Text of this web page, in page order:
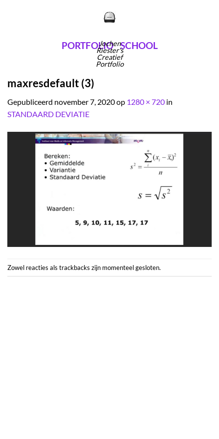
Jochen
Riester's
Creatief
Portfolio
PORTFOLIO SCHOOL
maxresdefault (3)
Gepubliceerd november 7, 2020op 1280 × 720 in
STANDAARD DEVIATIE
Zowel reacties als trackbacks zijn momenteel gesloten.